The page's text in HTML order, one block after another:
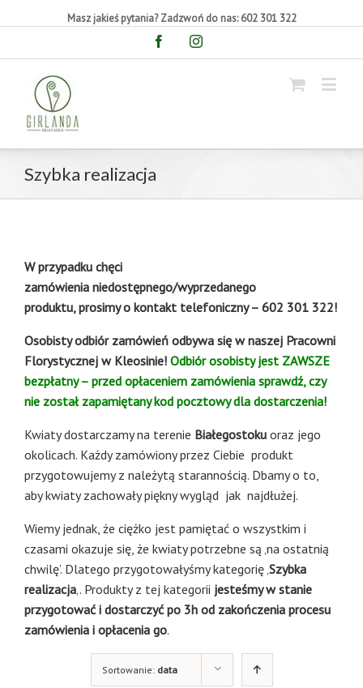
Masz jakieś pytania? Zadzwoń do nas: 602 301 322
FacebookInstagram
Szybka realizacja
W przypadku chęci
zamówienia niedostępnego/wyprzedanego
produktu, prosimy o kontakt telefoniczny – 602 301 322!
Osobisty odbiór zamówień odbywa się w naszej Pracowni
Florystycznej w Kleosinie! Odbiór osobisty jest ZAWSZE
bezpłatny – przed opłaceniem zamówienia sprawdź, czy
nie został zapamiętany kod pocztowy dla dostarczenia!
Kwiaty dostarczamy na terenie Białegostoku oraz jego
okolicach. Każdy zamówiony przez Ciebie produkt
przygotowujemy z należytą starannością. Dbamy o to,
aby kwiaty zachowały piękny wygląd jak najdłużej.
Wiemy jednak, że ciężko jest pamiętać o wszystkim i
czasami okazuje się, że kwiaty potrzebne są ‚na ostatnią
chwilę’. Dlatego przygotowałyśmy kategorię ‚Szybka
realizacja‚. Produkty z tej kategorii jesteśmy w stanie
przygotować i dostarczyć po 3h od zakończenia procesu
zamówienia i opłacenia go.
Sortowanie: data